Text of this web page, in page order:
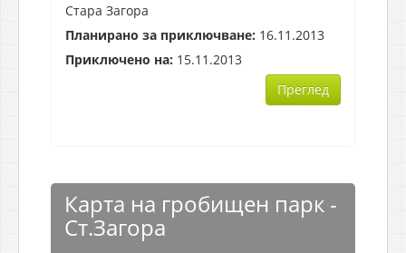
Стара Загора
Планирано за приключване: 16.11.2013
Приключено на: 15.11.2013
Преглед
Карта на гробищен парк -
Ст.Загора